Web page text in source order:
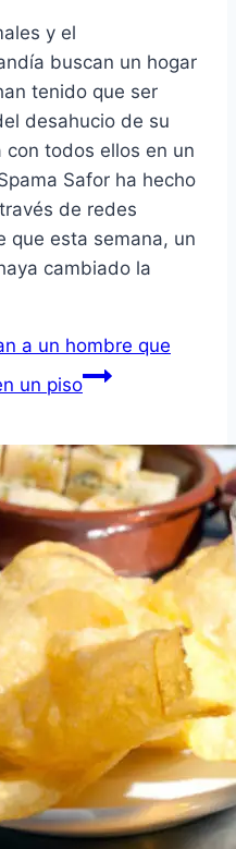
y el
buscan un hogar
tenido que ser
desahucio de su
con todos ellos en un
Safor ha hecho
de redes
que esta semana, un
cambiado la
a un hombre que
un piso